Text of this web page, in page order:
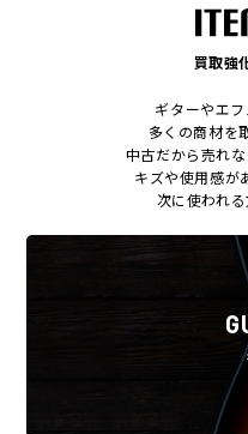
買取強
ギターやエ
多くの商材を
中古だから売れ
キズや使用感が
次に使われる